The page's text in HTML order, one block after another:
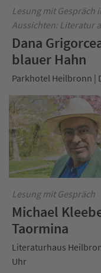
Lesung mit Gespräch
Aussichten: Literatur
Dana
blauer Hahn
Parkhotel Heilbronn |
Lesung mit Gespräch
Michael
Taormina
Literaturhaus
Uhr